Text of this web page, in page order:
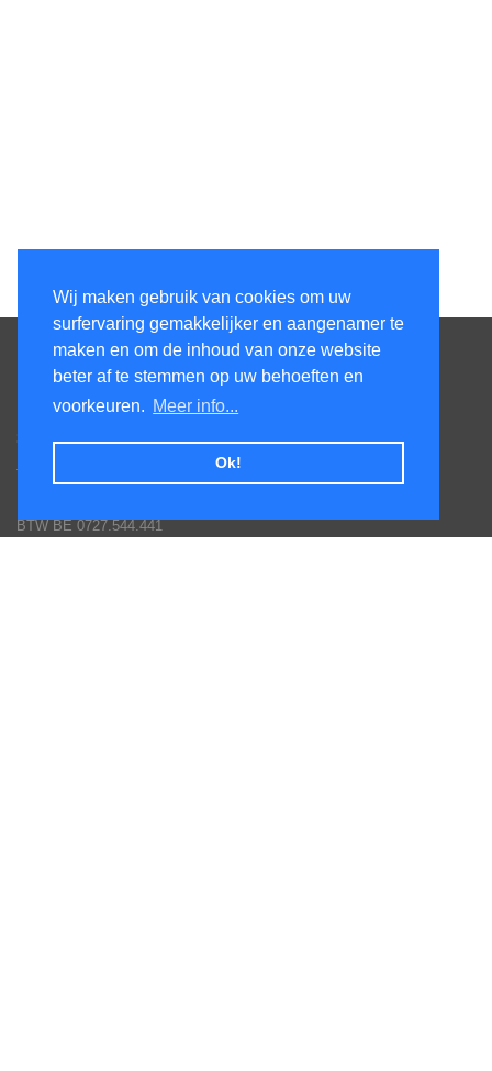
Wij maken gebruik van cookies om uw
surfervaring gemakkelijker en aangenamer te
maken en om de inhoud van onze website
beter af te stemmen op uw behoeften en
voorkeuren. Meer info...
Ok!
Contacteer ons
Honsdonkstraat 25A
3120 Tremelo
Tel. 016/60.93.00 - 0475/620.520
BTW BE 0727.544.441